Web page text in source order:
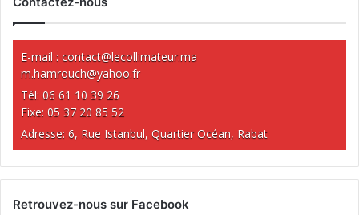
E-mail : contact@lecollimateur.ma
m.hamrouch@yahoo.fr
Tél: 06 61 10 39 26
Fixe: 05 37 20 85 52
Adresse: 6, Rue Istanbul, Quartier Océan, Rabat
Retrouvez-nous sur Facebook